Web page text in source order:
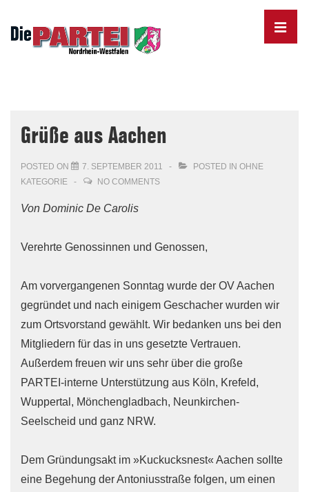
Skip
MENU
Grüße aus Aachen
POSTED ON 7. SEPTEMBER 2011 POSTED IN OHNE
KATEGORIE
NO COMMENTS
Von Dominic De Carolis
Verehrte Genossinnen und Genossen,
Am vorvergangenen Sonntag wurde der OV Aachen
gegründet und nach einigem Geschacher wurden wir
zum Ortsvorstand gewählt. Wir bedanken uns bei den
Mitgliedern für das in uns gesetzte Vertrauen.
Außerdem freuen wir uns sehr über die große
PARTEI-interne Unterstützung aus Köln, Krefeld,
Wuppertal, Mönchengladbach, Neunkirchen-
Seelscheid und ganz NRW.
Dem Gründungsakt im »Kuckucksnest« Aachen sollte
eine Begehung der Antoniusstraße folgen, um einen